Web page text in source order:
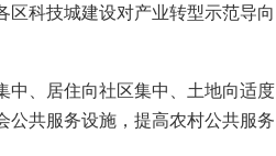
区科技城建设对产业转型示范导向
、居住向社区集中、土地向适度
公共服务设施，提高农村公共服务